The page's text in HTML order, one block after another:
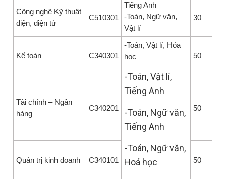
Tiếng Anh
-Toán, Ngữ văn,
Vật lí
Công nghệ Kỹ thuật
điện, điện tử
C510301 30
Kế toán C340301
-Toán, Vật lí, Hóa
học
-Toán, Vật lí,
Tiếng Anh
-Toán, Ngữ văn,
Tiếng Anh
-Toán, Ngữ văn,
Hoá học
50
Tài chính – Ngân
hàng
C340201 50
Quản trị kinh doanh C340101 50